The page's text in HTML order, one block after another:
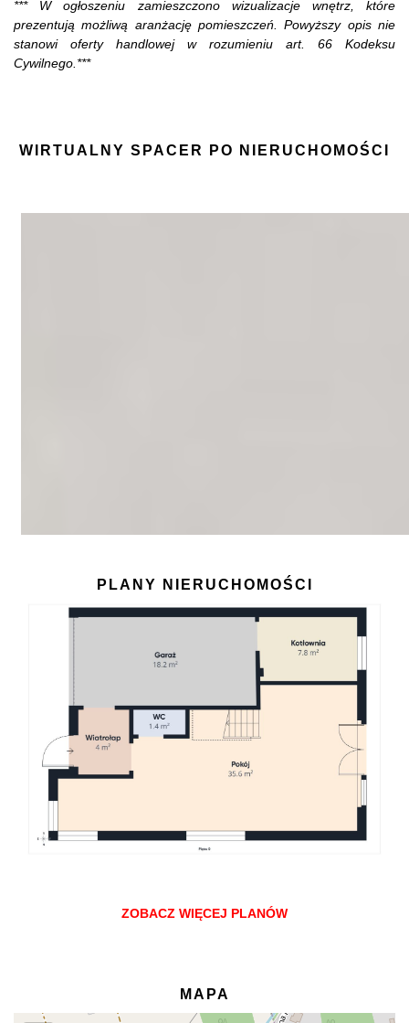
*** W ogłoszeniu zamieszczono wizualizacje wnętrz, które
prezentują możliwą aranżację pomieszczeń. Powyższy opis nie
stanowi oferty handlowej w rozumieniu art. 66 Kodeksu
Cywilnego.***
WIRTUALNY SPACER PO NIERUCHOMOŚCI
PLANY NIERUCHOMOŚCI
ZOBACZ WIĘCEJ PLANÓW
MAPA